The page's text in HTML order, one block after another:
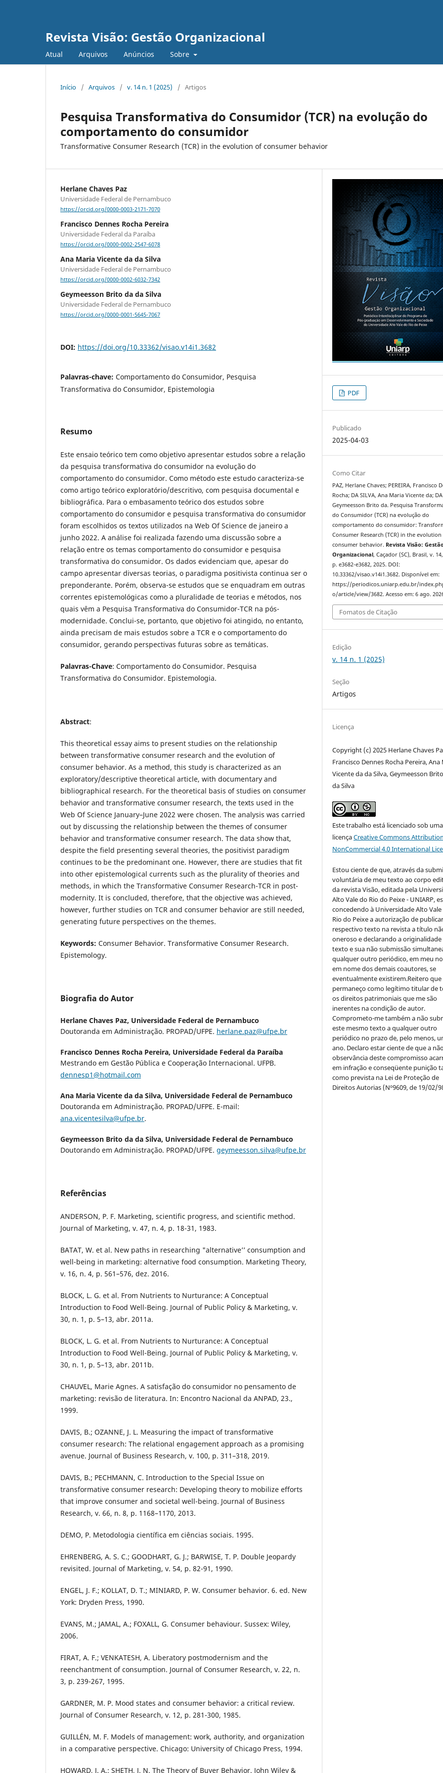
Revista Visão: Gestão Organizacional
Atual Arquivos Anúncios Sobre
Início / Arquivos / v. 14 n. 1 (2025) / Artigos
Pesquisa Transformativa do Consumidor (TCR) na evolução do
comportamento do consumidor
Transformative Consumer Research (TCR) in the evolution of consumer behavior
Herlane Chaves Paz
Universidade Federal de Pernambuco
https://orcid.org/0000-0003-2171-7070
Francisco Dennes Rocha Pereira
Universidade Federal da Paraíba
https://orcid.org/0000-0002-2547-6078
Ana Maria Vicente da da Silva
Universidade Federal de Pernambuco
https://orcid.org/0000-0002-6032-7342
Geymeesson Brito da da Silva
Universidade Federal de Pernambuco
https://orcid.org/0000-0001-5645-7067
DOI: https://doi.org/10.33362/visao.v14i1.3682
Palavras-chave: Comportamento do Consumidor, Pesquisa
Transformativa do Consumidor, Epistemologia
Resumo
Este ensaio teórico tem como objetivo apresentar estudos sobre a relação
da pesquisa transformativa do consumidor na evolução do
comportamento do consumidor. Como método este estudo caracteriza-se
como artigo teórico exploratório/descritivo, com pesquisa documental e
bibliográfica. Para o embasamento teórico dos estudos sobre
comportamento do consumidor e pesquisa transformativa do consumidor
foram escolhidos os textos utilizados na Web Of Science de janeiro a
junho 2022. A análise foi realizada fazendo uma discussão sobre a
relação entre os temas comportamento do consumidor e pesquisa
transformativa do consumidor. Os dados evidenciam que, apesar do
campo apresentar diversas teorias, o paradigma positivista continua ser o
preponderante. Porém, observa-se estudos que se enquadram em outras
correntes epistemológicas como a pluralidade de teorias e métodos, nos
quais vêm a Pesquisa Transformativa do Consumidor-TCR na pós-
modernidade. Conclui-se, portanto, que objetivo foi atingido, no entanto,
ainda precisam de mais estudos sobre a TCR e o comportamento do
consumidor, gerando perspectivas futuras sobre as temáticas.
Palavras-Chave: Comportamento do Consumidor. Pesquisa
Transformativa do Consumidor. Epistemologia.
Abstract:
This theoretical essay aims to present studies on the relationship
between transformative consumer research and the evolution of
consumer behavior. As a method, this study is characterized as an
exploratory/descriptive theoretical article, with documentary and
bibliographical research. For the theoretical basis of studies on consumer
behavior and transformative consumer research, the texts used in the
Web Of Science January–June 2022 were chosen. The analysis was carried
out by discussing the relationship between the themes of consumer
behavior and transformative consumer research. The data show that,
despite the field presenting several theories, the positivist paradigm
continues to be the predominant one. However, there are studies that fit
into other epistemological currents such as the plurality of theories and
methods, in which the Transformative Consumer Research-TCR in post-
modernity. It is concluded, therefore, that the objective was achieved,
however, further studies on TCR and consumer behavior are still needed,
generating future perspectives on the themes.
Keywords: Consumer Behavior. Transformative Consumer Research.
Epistemology.
Biografia do Autor
Herlane Chaves Paz, Universidade Federal de Pernambuco
Doutoranda em Administração. PROPAD/UFPE. herlane.paz@ufpe.br
Francisco Dennes Rocha Pereira, Universidade Federal da Paraíba
Mestrando em Gestão Pública e Cooperação Internacional. UFPB.
dennesp1@hotmail.com
Ana Maria Vicente da da Silva, Universidade Federal de Pernambuco
Doutoranda em Administração. PROPAD/UFPE. E-mail:
ana.vicentesilva@ufpe.br.
Geymeesson Brito da da Silva, Universidade Federal de Pernambuco
Doutorando em Administração. PROPAD/UFPE. geymeesson.silva@ufpe.br
Referências
ANDERSON, P. F. Marketing, scientific progress, and scientific method.
Journal of Marketing, v. 47, n. 4, p. 18-31, 1983.
BATAT, W. et al. New paths in researching "alternative’’ consumption and
well-being in marketing: alternative food consumption. Marketing Theory,
v. 16, n. 4, p. 561–576, dez. 2016.
BLOCK, L. G. et al. From Nutrients to Nurturance: A Conceptual
Introduction to Food Well-Being. Journal of Public Policy & Marketing, v.
30, n. 1, p. 5–13, abr. 2011a.
BLOCK, L. G. et al. From Nutrients to Nurturance: A Conceptual
Introduction to Food Well-Being. Journal of Public Policy & Marketing, v.
30, n. 1, p. 5–13, abr. 2011b.
CHAUVEL, Marie Agnes. A satisfação do consumidor no pensamento de
marketing: revisão de literatura. In: Encontro Nacional da ANPAD, 23.,
1999.
DAVIS, B.; OZANNE, J. L. Measuring the impact of transformative
consumer research: The relational engagement approach as a promising
avenue. Journal of Business Research, v. 100, p. 311–318, 2019.
DAVIS, B.; PECHMANN, C. Introduction to the Special Issue on
transformative consumer research: Developing theory to mobilize efforts
that improve consumer and societal well-being. Journal of Business
Research, v. 66, n. 8, p. 1168–1170, 2013.
DEMO, P. Metodologia científica em ciências sociais. 1995.
EHRENBERG, A. S. C.; GOODHART, G. J.; BARWISE, T. P. Double Jeopardy
revisited. Journal of Marketing, v. 54, p. 82-91, 1990.
ENGEL, J. F.; KOLLAT, D. T.; MINIARD, P. W. Consumer behavior. 6. ed. New
York: Dryden Press, 1990.
EVANS, M.; JAMAL, A.; FOXALL, G. Consumer behaviour. Sussex: Wiley,
2006.
FIRAT, A. F.; VENKATESH, A. Liberatory postmodernism and the
reenchantment of consumption. Journal of Consumer Research, v. 22, n.
3, p. 239-267, 1995.
GARDNER, M. P. Mood states and consumer behavior: a critical review.
Journal of Consumer Research, v. 12, p. 281-300, 1985.
GUILLÉN, M. F. Models of management: work, authority, and organization
in a comparative perspective. Chicago: University of Chicago Press, 1994.
HOWARD, J. A.; SHETH, J. N. The Theory of Buyer Behavior. John Wiley &
PDF
Publicado
2025-04-03
Como Citar
PAZ, Herlane Chaves; PEREIRA, Francisco
Rocha; DA SILVA, Ana Maria Vicente da; DA
Geymeesson Brito da. Pesquisa
do Consumidor (TCR) na evolução do
comportamento do consumidor:
Consumer Research (TCR) in the
consumer behavior. Revista Visão:
Organizacional, Caçador (SC), Brasil, v.
p. e3682-e3682, 2025. DOI:
10.33362/visao.v14i1.3682. Disponível em:
https://periodicos.uniarp.edu.br/
o/article/view/3682. Acesso em: 6 ago.
Fomatos de Citação
Edição
v. 14 n. 1 (2025)
Seção
Artigos
Licença
Copyright (c) 2025 Herlane Chaves
Francisco Dennes Rocha Pereira, Ana
Vicente da da Silva, Geymeesson
da Silva
Este trabalho está licenciado sob uma
licençaCreative Commons
NonCommercial 4.0 International
Estou ciente de que, através da
voluntária de meu texto ao corpo
da revista Visão, editada pela
Alto Vale do Rio do Peixe - UNIARP,
concedendo à Universidade Alto
Rio do Peixe a autorização de
respectivo texto na revista a título
oneroso e declarando a
texto e sua não submissão
qualquer outro periódico, em meu
em nome dos demais coautores, se
eventualmente existirem.Reitero que
permaneço como legítimo titular de
os direitos patrimoniais que me são
inerentes na condição de autor.
Comprometo-me também a não
este mesmo texto a qualquer outro
periódico no prazo de, pelo menos,
ano. Declaro estar ciente de que a
observância deste compromisso
em infração e conseqüente punição
como prevista na Lei de Proteção de
Direitos Autorias (Nº9609, de 19/02/